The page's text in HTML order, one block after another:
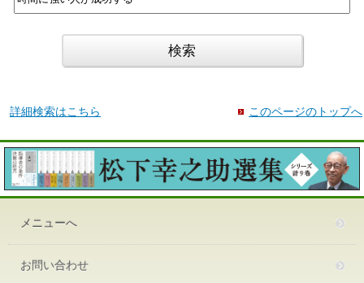
詳細検索はこちら このページのトップへ
メニューへ
お問い合わせ